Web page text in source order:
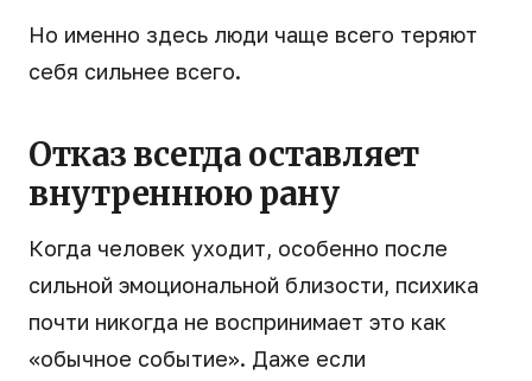
Но именно здесь люди чаще всего теряют
себя сильнее всего.
Отказ всегда оставляет
внутреннюю рану
Когда человек уходит, особенно после
сильной эмоциональной близости, психика
почти никогда не воспринимает это как
«обычное событие». Даже если